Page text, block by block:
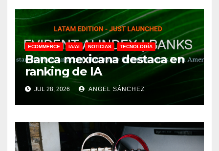
ECOMMERCE IA/AI NOTICIAS TECNOLOGÍA
Banca mexicana destaca en
ranking de IA
JUL 28, 2026 ANGEL SÁNCHEZ